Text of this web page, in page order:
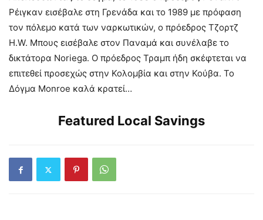
Ρέιγκαν εισέβαλε στη Γρενάδα και το 1989 με πρόφαση
τον πόλεμο κατά των ναρκωτικών, ο πρόεδρος Τζορτζ
H.W. Μπους εισέβαλε στον Παναμά και συνέλαβε το
δικτάτορα Noriega. Ο πρόεδρος Τραμπ ήδη σκέφτεται να
επιτεθεί προσεχώς στην Κολομβία και στην Κούβα. Το
Δόγμα Monroe καλά κρατεί…
Featured Local Savings